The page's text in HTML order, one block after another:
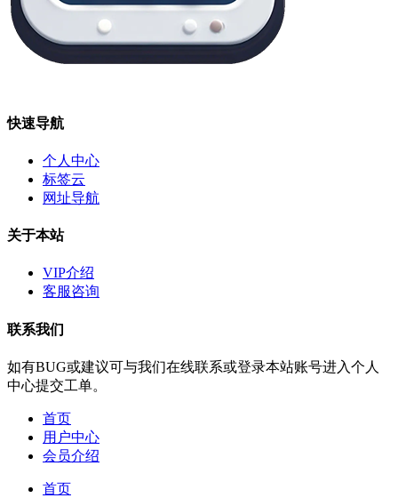
快速导航
个人中心
标签云
网址导航
关于本站
VIP介绍
客服咨询
联系我们
如有BUG或建议可与我们在线联系或登录本站账号进入个人
中心提交工单。
首页
用户中心
会员介绍
首页